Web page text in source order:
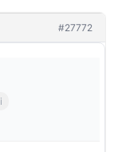
#27772